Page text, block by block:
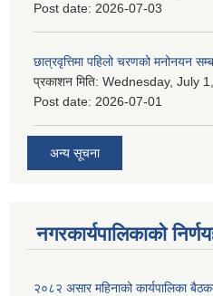
Post date: 2026-07-03
छात्रवृत्तिमा पहिलो चरणको मनोनयन
प्रकाशन मिति: Wednesday, July
Post date: 2026-07-01
अन्य सूचना
नगरकार्यपालिकाकाे
२०८२ असार महिनाको कार्यपालिका